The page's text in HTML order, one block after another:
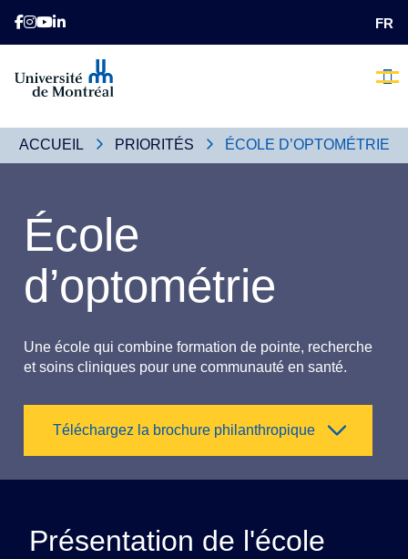
FR
ACCUEIL PRIORITÉS ÉCOLE D’OPTOMÉTRIE
École
d’optométrie
Une école qui combine formation de pointe, recherche
et soins cliniques pour une communauté en santé.
Téléchargez la brochure philanthropique
Présentation de l'école